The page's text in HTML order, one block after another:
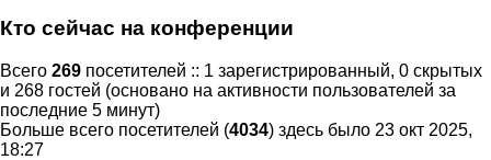
Кто сейчас на конференции
Всего 269 посетителей :: 1 зарегистрированный, 0 скрытых
и 268 гостей (основано на активности пользователей за
последние 5 минут)
Больше всего посетителей (4034) здесь было 23 окт 2025,
18:27